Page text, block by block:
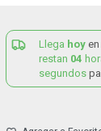
Llega hoy
restan 04
segundos